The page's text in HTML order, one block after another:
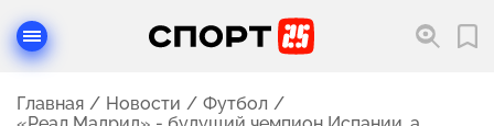
Главная Новости
Футбол